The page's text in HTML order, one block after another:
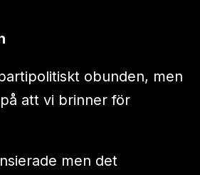
obunden, men
att vi brinner för
men det